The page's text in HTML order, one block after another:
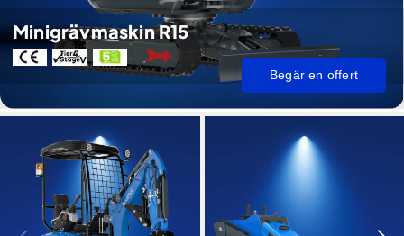
Minigrävmaskin R15
Begär en offert